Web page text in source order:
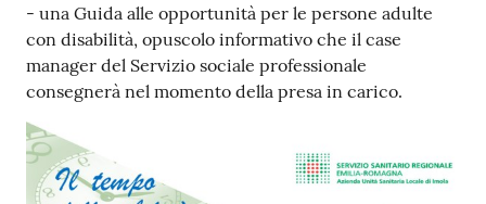
- una Guida alle opportunità per le persone adulte
con disabilità, opuscolo informativo che il case
manager del Servizio sociale professionale
consegnerà nel momento della presa in carico.